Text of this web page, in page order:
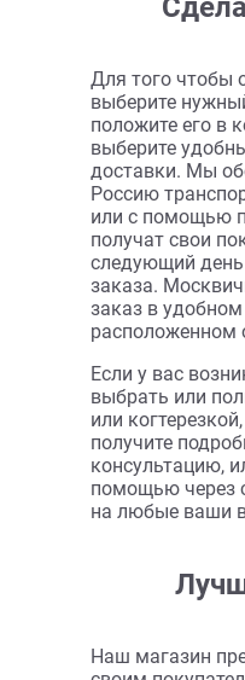
Даже у
всегда есть
отвезти
поэтому
приходиться
Часто это не
новичкам.
выбрать
В “Зоонемо”
когтерезку
ухода. В